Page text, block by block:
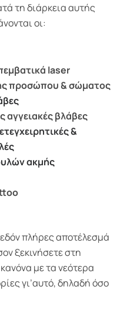
τη διάρκεια αυτής
οι:
laser
προσώπου & σώματος
αγγειακές βλάβες
&
ακμής
πλήρες αποτέλεσμά
ξεκινήσετε στη
με τα νεότερα
γι’αυτό, δηλαδή όσο